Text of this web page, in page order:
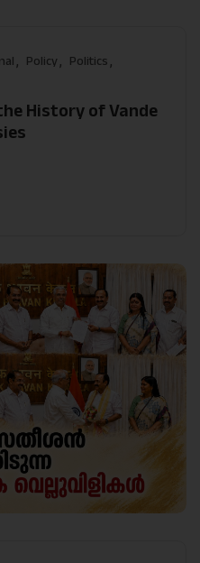
Policy
Politics
History of Vande